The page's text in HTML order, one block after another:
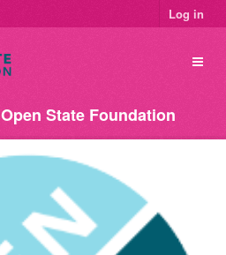
Log in
Open State Foundation